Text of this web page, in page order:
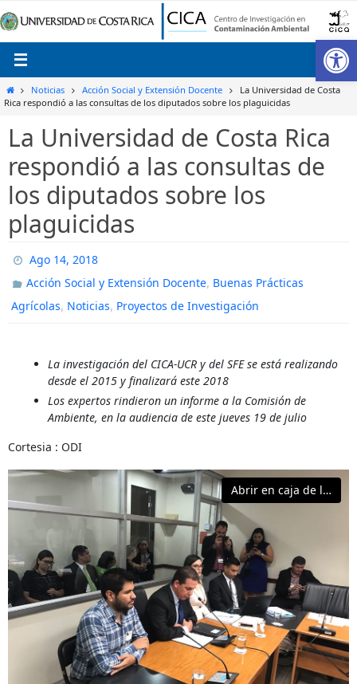
al
contenido
InicioNoticias Acción Social y Extensión Docente
La Universidad de Costa
Rica respondió a las consultas de los diputados sobre los plaguicidas
La Universidad de Costa Rica
respondió a las consultas de
los diputados sobre los
plaguicidas
Ago 14, 2018
Acción Social y Extensión Docente, Buenas Prácticas
Agrícolas, Noticias, Proyectos de Investigación
La investigación del CICA-UCR y del SFE se está realizando
desde el 2015 y finalizará este 2018
Los expertos rindieron un informe a la Comisión de
Ambiente, en la audiencia de este jueves 19 de julio
Cortesia : ODI
Abrir en caja de luz